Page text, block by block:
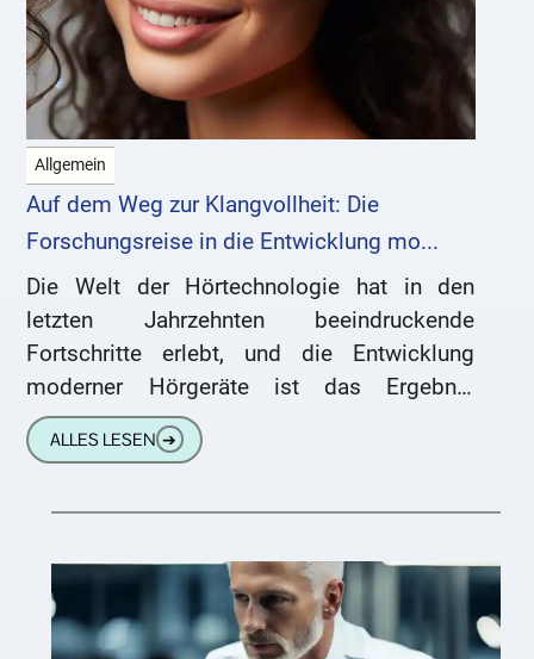
Allgemein
Auf dem Weg zur Klangvollheit: Die
Forschungsreise in die Entwicklung mo...
Die Welt der Hörtechnologie hat in den
letzten Jahrzehnten beeindruckende
Fortschritte erlebt, und die Entwicklung
moderner Hörgeräte ist das Ergebnis
intensiver Forschung und innovativer
Technologien. Dieser Artikel widmet sich
ALLES LESEN ➔